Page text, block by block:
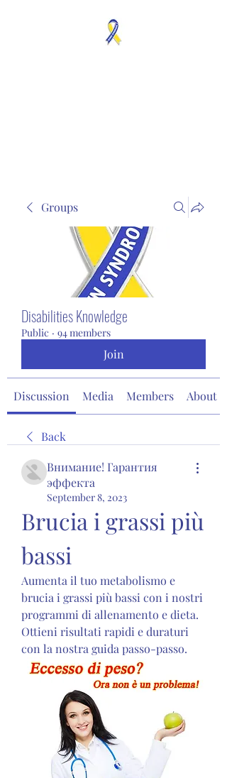
Groups
Disabilities Knowledge
Public · 94 members
Join
Discussion Media Members About
Back
Внимание! Гарантия
эффекта
September 8, 2023
Brucia i grassi più
bassi
Aumenta il tuo metabolismo e
brucia i grassi più bassi con i nostri
programmi di allenamento e dieta.
Ottieni risultati rapidi e duraturi
con la nostra guida passo-passo.